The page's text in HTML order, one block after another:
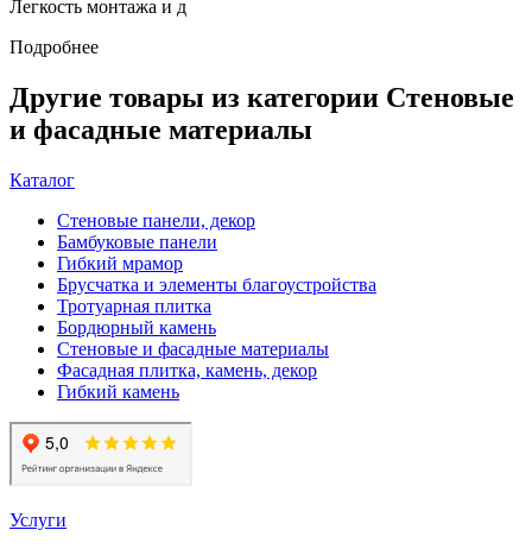
Легкость монтажа и д
Подробнее
Другие товары из категории Стеновые
и фасадные материалы
Каталог
Стеновые панели, декор
Бамбуковые панели
Гибкий мрамор
Брусчатка и элементы благоустройства
Тротуарная плитка
Бордюрный камень
Стеновые и фасадные материалы
Фасадная плитка, камень, декор
Гибкий камень
Услуги